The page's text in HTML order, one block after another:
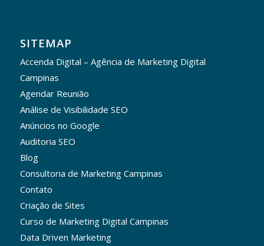
SITEMAP
Accenda Digital – Agência de Marketing Digital
Campinas
Agendar Reunião
Análise de Visibilidade SEO
Anúncios no Google
Auditoria SEO
Blog
Consultoria de Marketing Campinas
Contato
Criação de Sites
Curso de Marketing Digital Campinas
Data Driven Marketing